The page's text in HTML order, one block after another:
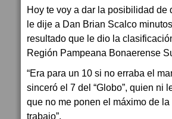
Hoy te voy a dar la posibilidad
le dije a Dan Brian Scalco
resultado que le dio la
Región Pampeana Bonaerense
“Era para un 10 si no erraba el
sinceró el 7 del “Globo”, quien ni
que no me ponen el máximo de
trabajo”.